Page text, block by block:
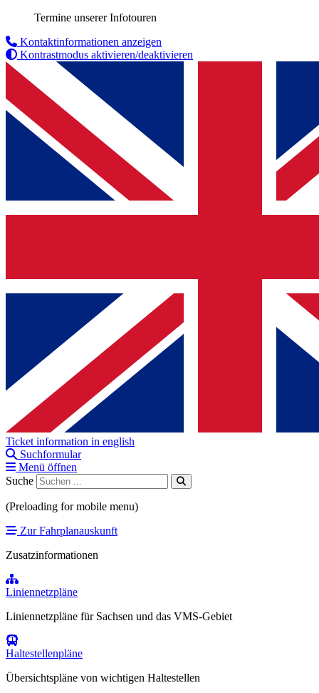
Termine unserer Infotouren
Kontaktinformationen anzeigen
Kontrastmodus aktivieren/deaktivieren
Ticket information in english
Suchformular
Menü öffnen
Suche
(Preloading for mobile menu)
Zur Fahrplanauskunft
Zusatzinformationen
Liniennetzpläne
Liniennetzpläne für Sachsen und das VMS-Gebiet
Haltestellenpläne
Übersichtspläne von wichtigen Haltestellen